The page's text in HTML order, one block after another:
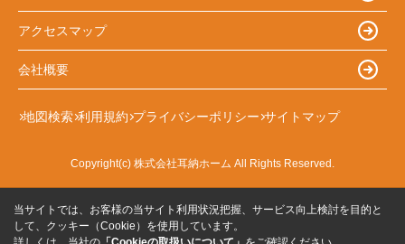
アクセスマップ
会社概要
地図検索 利用規約 プライバシーポリシー サイトマップ
Copyright(c) 株式会社耳納ホーム All Rights Reserved.
当サイトでは、お客様の当サイト利用状況把握、サービス向上検討を目的と
して、クッキー（Cookie）を使用しています。